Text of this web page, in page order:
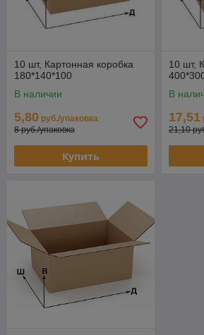
10 шт, Картонная коробка
180*140*100
В наличии
5,80 руб./упаковка
8 руб./упаковка
Купить
10 шт,
В
17,51
21,10